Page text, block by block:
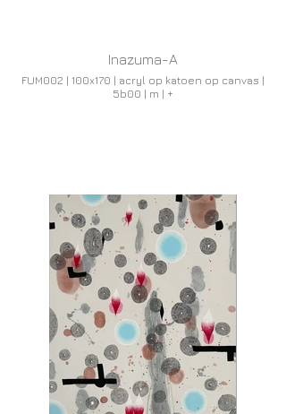
Inazuma-A
FUM002 | 100x170 | acryl op katoen op canvas |
5b00 | m | +